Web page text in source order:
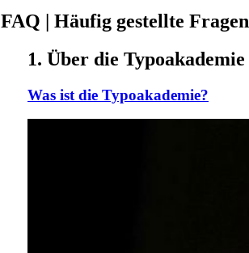
FAQ | Häufig gestellte Fragen
1. Über die Typoakademie
Was ist die Typoakademie?